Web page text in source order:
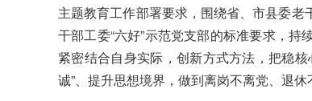
主题教育工作部署要求，围绕省、市县委老
干部工委“六好”示范党支部的标准要求，持
紧密结合自身实际，创新方式方法，把稳
诚”、提升思想境界，做到离岗不离党、退